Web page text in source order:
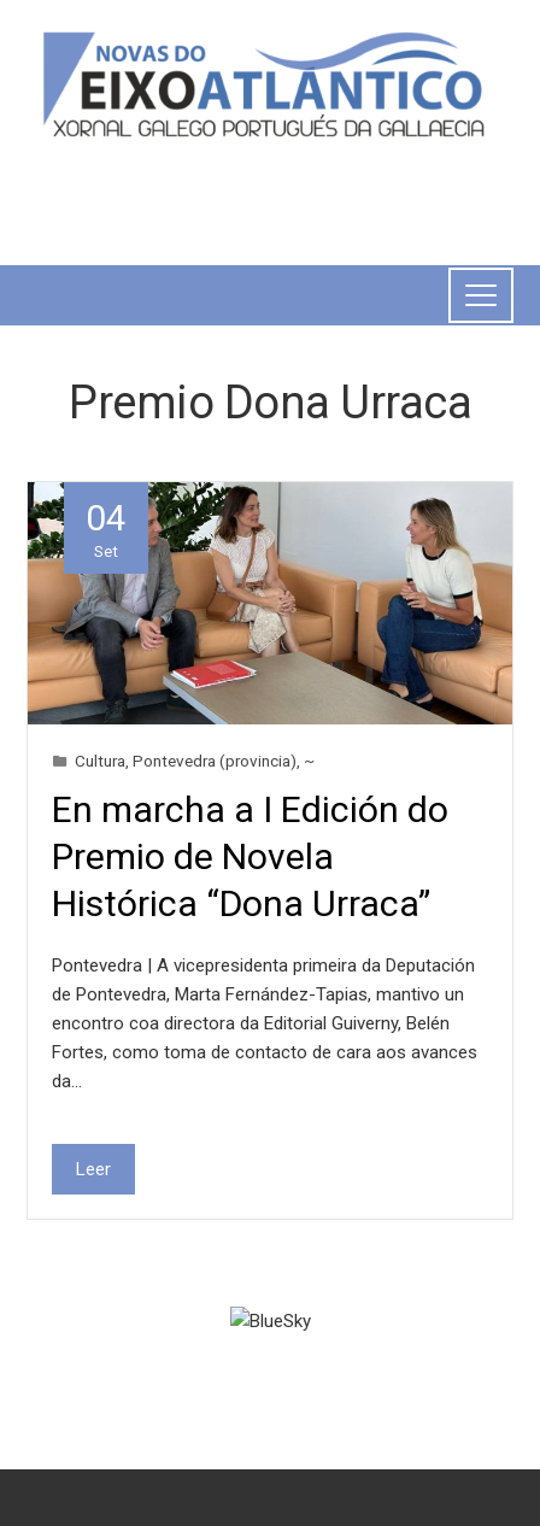
Premio Dona Urraca
04
Set
Cultura ,Pontevedra (provincia) ~
En marcha a I Edición do
Premio de Novela
Histórica “Dona Urraca”
Pontevedra | A vicepresidenta primeira da Deputación
de Pontevedra, Marta Fernández-Tapias, mantivo un
encontro coa directora da Editorial Guiverny, Belén
Fortes, como toma de contacto de cara aos avances
da…
Leer